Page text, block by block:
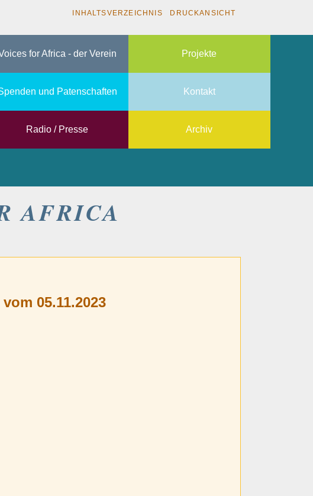
INHALTSVERZEICHNIS DRUCKANSICHT
for Africa - der Verein Projekte
und Patenschaften Kontakt
Radio / Presse Archiv
AFRICA
05.11.2023